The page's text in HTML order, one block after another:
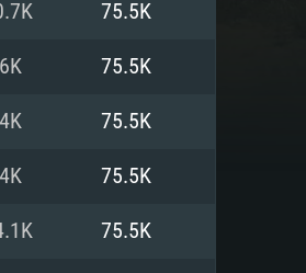
75.5K
75.5K
75.5K
75.5K
75.5K